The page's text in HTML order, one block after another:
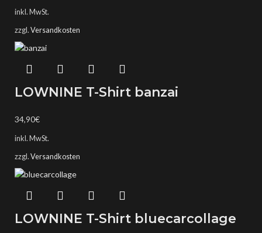
inkl. MwSt.
zzgl. Versandkosten
LOWNINE T-Shirt banzai
34,90€
inkl. MwSt.
zzgl. Versandkosten
LOWNINE T-Shirt bluecarcollage